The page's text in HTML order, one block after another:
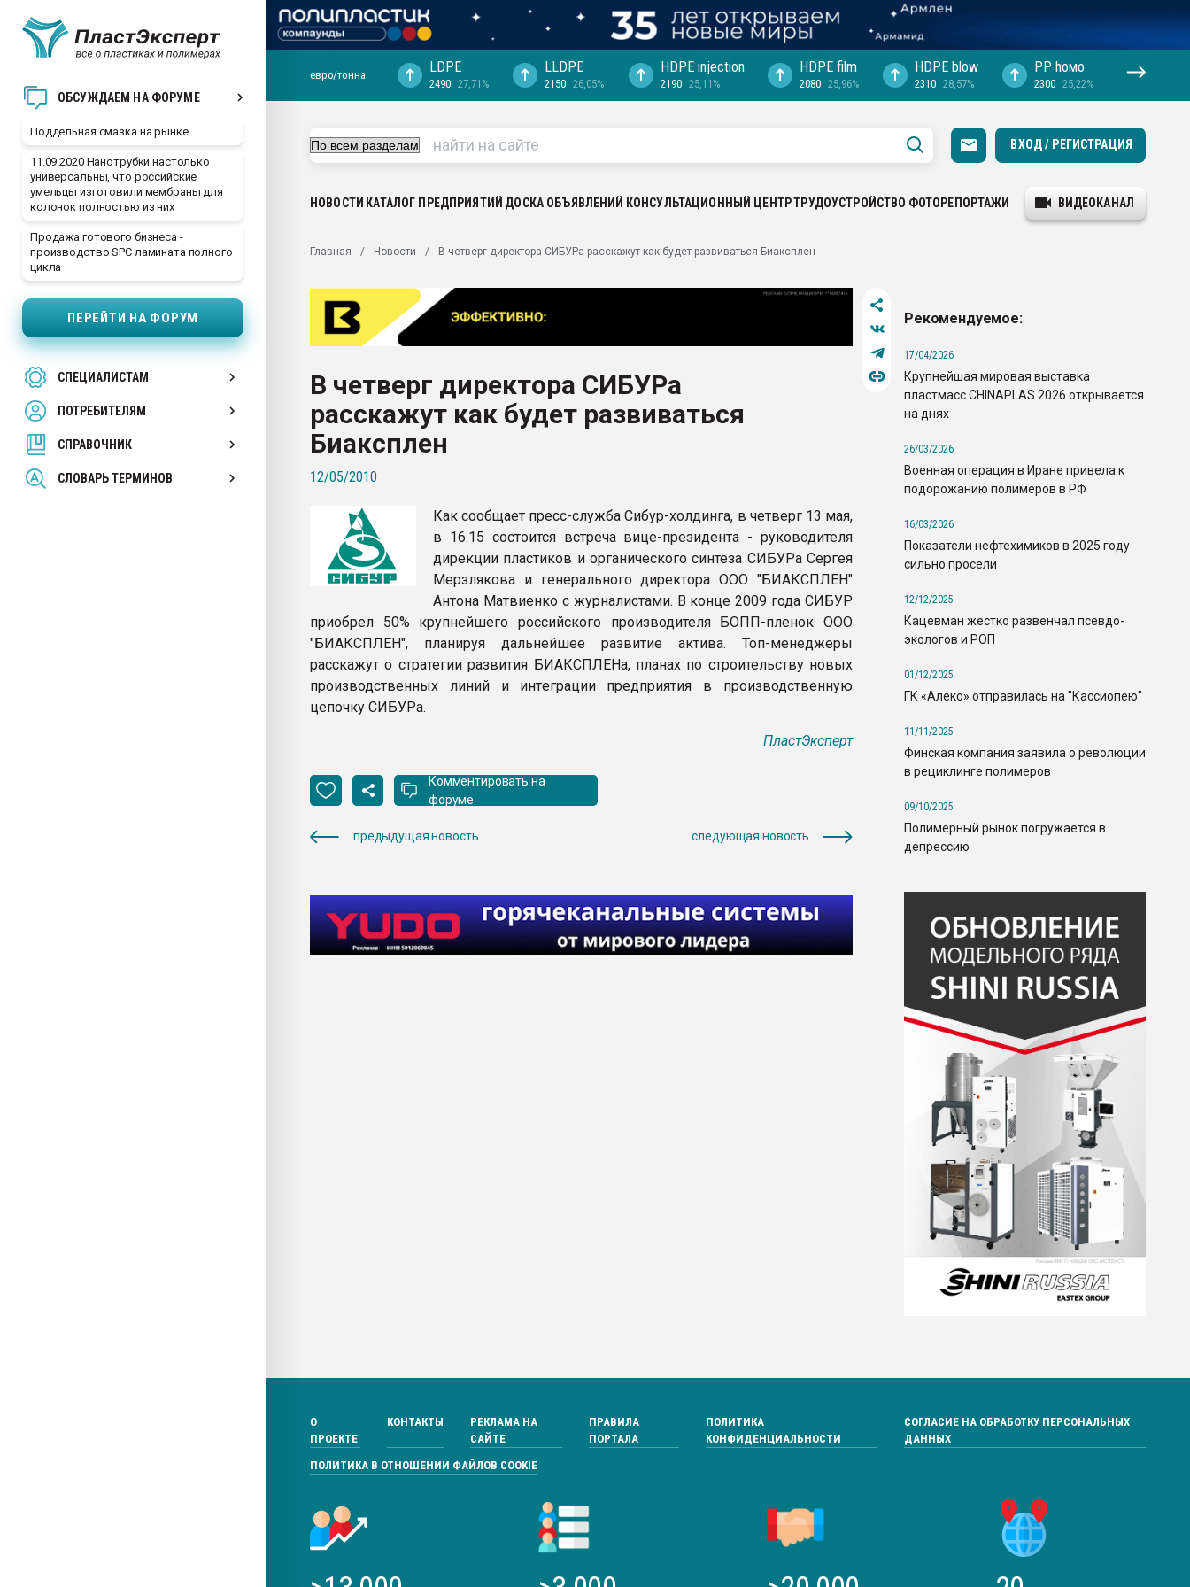
ОБСУЖДАЕМ НА ФОРУМЕ
Поддельная смазка на рынке
11.09.2020 Нанотрубки настолько
универсальны, что российские
умельцы изготовили мембраны для
колонок полностью из них
Продажа готового бизнеса -
производство SPC ламината полного
цикла
ПЕРЕЙТИ НА ФОРУМ
СПЕЦИАЛИСТАМ
ПОТРЕБИТЕЛЯМ
СПРАВОЧНИК
СЛОВАРЬ ТЕРМИНОВ
ближайшее подмосковье, с.-в.
Подмосковье, Москва
первый план в переработке
28.07.2026 "Технониколь" довольна
Всё, что касается выдува ПЭТ
Материал поверхности пуансона для
Продам отходы Композиция
поликарбоната и АБС-пластика
Armaloy PC/ABS-1IM черный цвет
евро/тонна LDPE
2490 27,71%
LLDPE
2150 26,05%
HDPE injection
2190 25,11%
HDPE film
2080 25,96%
HDPE blow
2310 28,57%
PP hомо
2300 25,22%
ВХОД / РЕГИСТРАЦИЯ
НОВОСТИ КАТАЛОГ ПРЕДПРИЯТИЙ ДОСКА ОБЪЯВЛЕНИЙ КОНСУЛЬТАЦИОННЫЙ ЦЕНТРТРУДОУСТРОЙСТВО ФОТОРЕПОРТАЖИ ВИДЕОКАНАЛ
Главная Новости В четверг директора СИБУРа расскажут как будет развиваться Биаксплен
В четверг директора СИБУРа
расскажут как будет развиваться
Биаксплен
12/05/2010
Как сообщает пресс-служба Сибур-холдинга, в четверг 13 мая,
в 16.15 состоится встреча вице-президента - руководителя
дирекции пластиков и органического синтеза СИБУРа Сергея
Мерзлякова и генерального директора ООО "БИАКСПЛЕН"
Антона Матвиенко с журналистами. В конце 2009 года СИБУР
приобрел 50% крупнейшего российского производителя БОПП-пленок ООО
"БИАКСПЛЕН", планируя дальнейшее развитие актива. Топ-менеджеры
расскажут о стратегии развития БИАКСПЛЕНа, планах по строительству новых
производственных линий и интеграции предприятия в производственную
цепочку СИБУРа.
ПластЭксперт
Комментировать на
форуме
предыдущая новость следующая новость
Рекомендуемое:
17/04/2026
Крупнейшая мировая выставка
пластмасс CHINAPLAS 2026 открывается
на днях
26/03/2026
Военная операция в Иране привела к
подорожанию полимеров в РФ
16/03/2026
Показатели нефтехимиков в 2025 году
сильно просели
12/12/2025
Кацевман жестко развенчал псевдо-
экологов и РОП
01/12/2025
ГК «Алеко» отправилась на "Кассиопею"
11/11/2025
Финская компания заявила о революции
в рециклинге полимеров
09/10/2025
Полимерный рынок погружается в
депрессию
О
ПРОЕКТЕ
КОНТАКТЫ
РЕКЛАМА НА
САЙТЕ
ПРАВИЛА
ПОРТАЛА
ПОЛИТИКА
КОНФИДЕНЦИАЛЬНОСТИ
СОГЛАСИЕ НА ОБРАБОТКУ ПЕРСОНАЛЬНЫХ
ДАННЫХ
ПОЛИТИКА В ОТНОШЕНИИ ФАЙЛОВ COOKIE